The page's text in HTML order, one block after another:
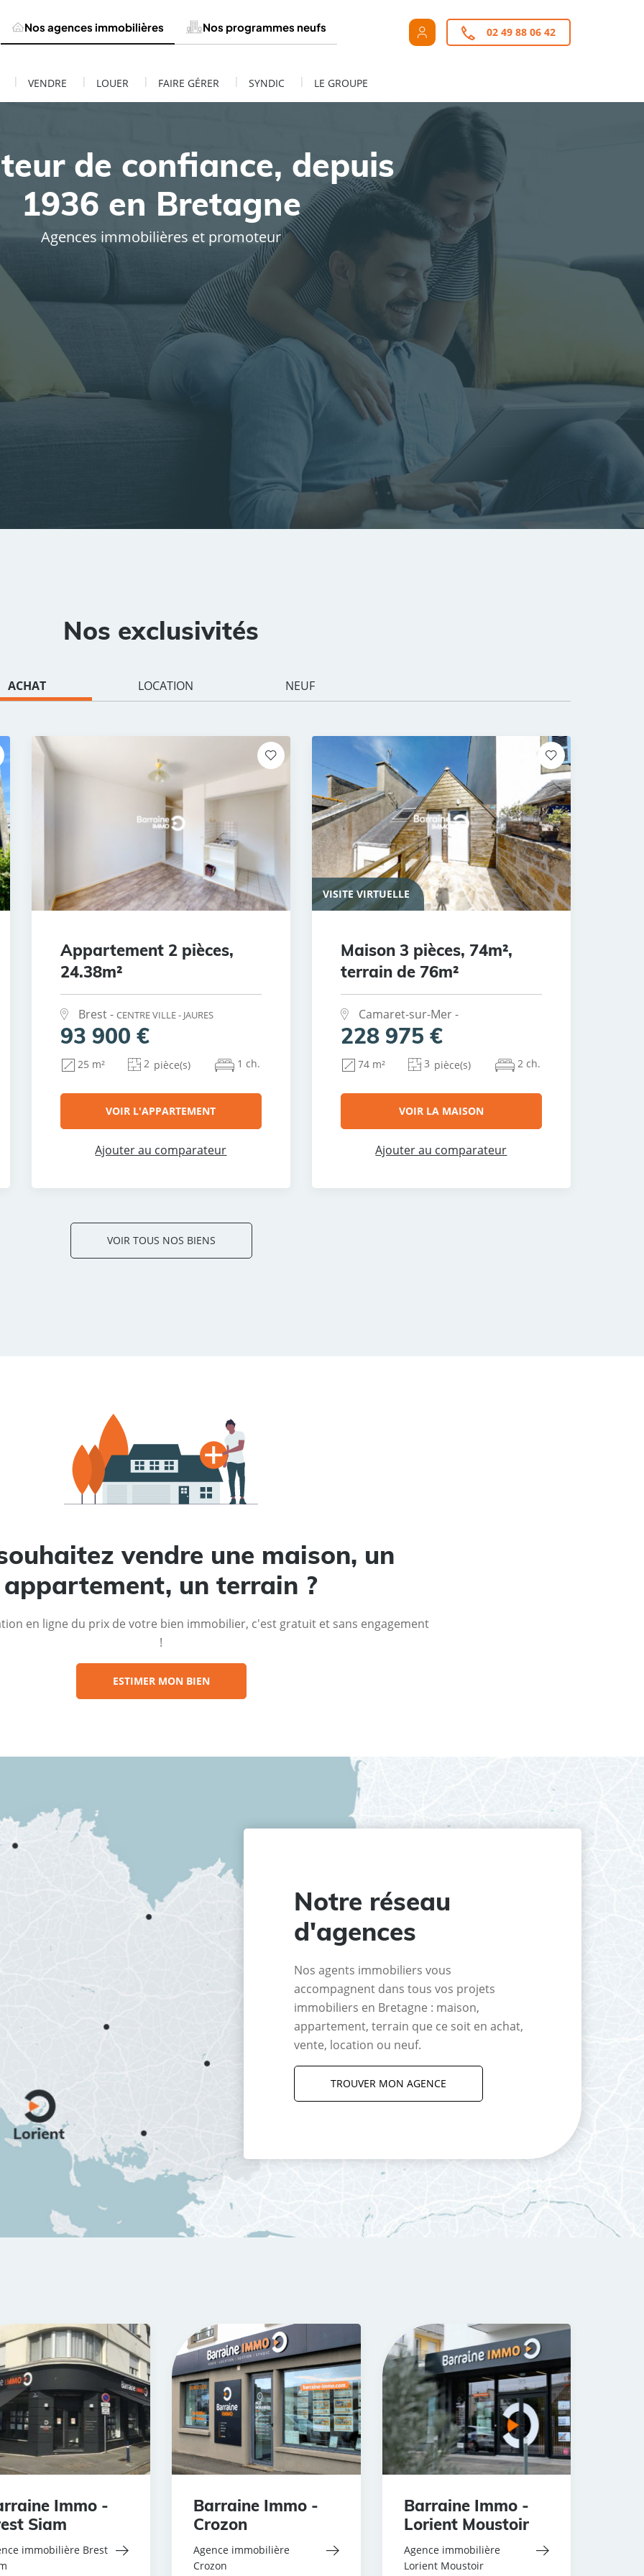
Nos agences immobilières Nos programmes neufs 02 49 88 06 42
| VENDRE | LOUER | FAIRE GÉRER | SYNDIC | LE GROUPE
de confiance, depuis
1936 en Bretagne
Agences immobilières et promoteur
ESTIMATION DE MON BIEN
Rayon Budget
Nos exclusivités
ACHAT LOCATION NEUF
Appartement 2 pièces,
24.38m²
Brest - CENTRE VILLE - JAURES
93 900 €
25 m² 2 pièce(s) 1 ch.
VOIR L'APPARTEMENT
Ajouter au comparateur
VISITE VIRTUELLE
Maison 3 pièces, 74m²,
terrain de 76m²
Camaret-sur-Mer -
228 975 €
74 m² 3 pièce(s) 2 ch.
VOIR LA MAISON
Ajouter au comparateur
VOIR TOUS NOS BIENS
vendre une maison, un
appartement, un terrain ?
en ligne du prix de votre bien immobilier, c'est gratuit et sans engagement
!
ESTIMER MON BIEN
Notre réseau
d'agences
Nos agents immobiliers vous
accompagnent dans tous vos projets
immobiliers en Bretagne : maison,
appartement, terrain que ce soit en achat,
vente, location ou neuf.
TROUVER MON AGENCE
Immo -
Siam
immobilière Brest
Barraine Immo -
Crozon
Agence immobilière
Crozon
Barraine Immo -
Lorient Moustoir
Agence immobilière
Lorient Moustoir